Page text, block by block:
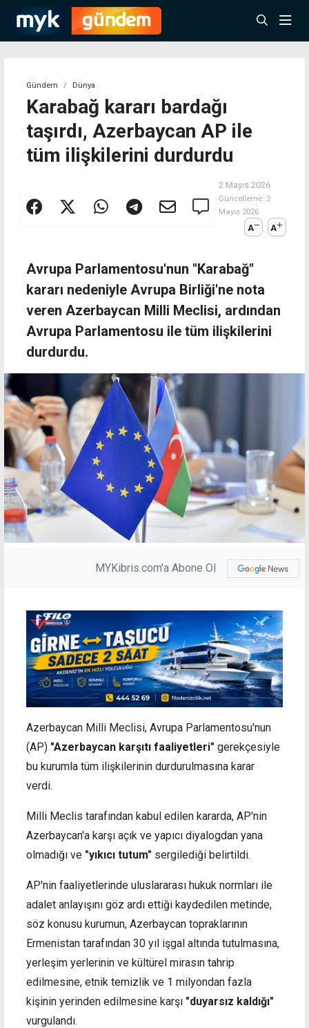
Gündem Dünya
Karabağ kararı bardağı
taşırdı, Azerbaycan AP ile
tüm ilişkilerini durdurdu
2 Mayıs 2026
Güncelleme: 2
Mayıs 2026
A A
Avrupa Parlamentosu'nun "Karabağ"
kararı nedeniyle Avrupa Birliği'ne nota
veren Azerbaycan Milli Meclisi, ardından
Avrupa Parlamentosu ile tüm ilişkilerini
durdurdu.
MYKibris.com'a Abone Ol
Azerbaycan Milli Meclisi, Avrupa Parlamentosu'nun
(AP) "Azerbaycan karşıtı faaliyetleri" gerekçesiyle
bu kurumla tüm ilişkilerinin durdurulmasına karar
verdi.
Milli Meclis tarafından kabul edilen kararda, AP'nin
Azerbaycan'a karşı açık ve yapıcı diyalogdan yana
olmadığı ve "yıkıcı tutum" sergilediği belirtildi.
AP'nin faaliyetlerinde uluslararası hukuk normları ile
adalet anlayışını göz ardı ettiği kaydedilen metinde,
söz konusu kurumun, Azerbaycan topraklarının
Ermenistan tarafından 30 yıl işgal altında tutulmasına,
yerleşim yerlerinin ve kültürel mirasın tahrip
edilmesine, etnik temizlik ve 1 milyondan fazla
kişinin yerinden edilmesine karşı "duyarsız kaldığı"
vurgulandı.